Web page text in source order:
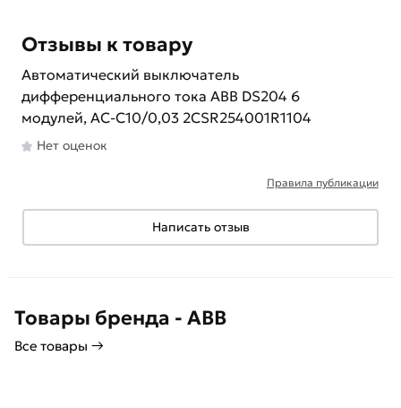
Отзывы к товару
Автоматический выключатель
дифференциального тока ABB DS204 6
модулей, AC-C10/0,03 2CSR254001R1104
Нет оценок
Правила публикации
Написать отзыв
Товары бренда - ABB
Все товары →